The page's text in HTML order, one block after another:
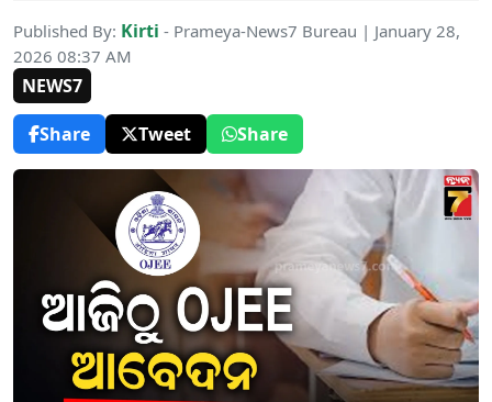
Published By: Kirti - Prameya-News7 Bureau | January 28,
2026 08:37 AM
NEWS7
Share
Tweet Share